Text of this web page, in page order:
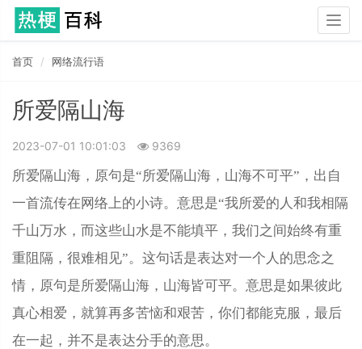
首页 网络流行语
所爱隔山海
2023-07-01 10:01:03 9369
所爱隔山海，原句是“所爱隔山海，山海不可平”，出自
一首流传在网络上的小诗。意思是“我所爱的人和我相隔
千山万水，而这些山水是不能填平，我们之间始终有重
重阻隔，很难相见”。这句话是表达对一个人的思念之
情，原句是所爱隔山海，山海皆可平。意思是如果彼此
真心相爱，就算再多苦恼和艰苦，你们都能克服，最后
在一起，并不是表达分手的意思。